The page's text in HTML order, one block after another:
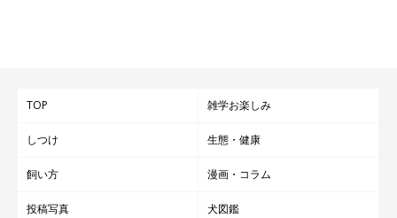
TOP 雑学お楽しみ
しつけ 生態・健康
飼い方 漫画・コラム
投稿写真 犬図鑑